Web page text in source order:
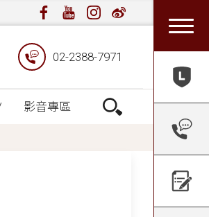
02-2388-7971
影音專區